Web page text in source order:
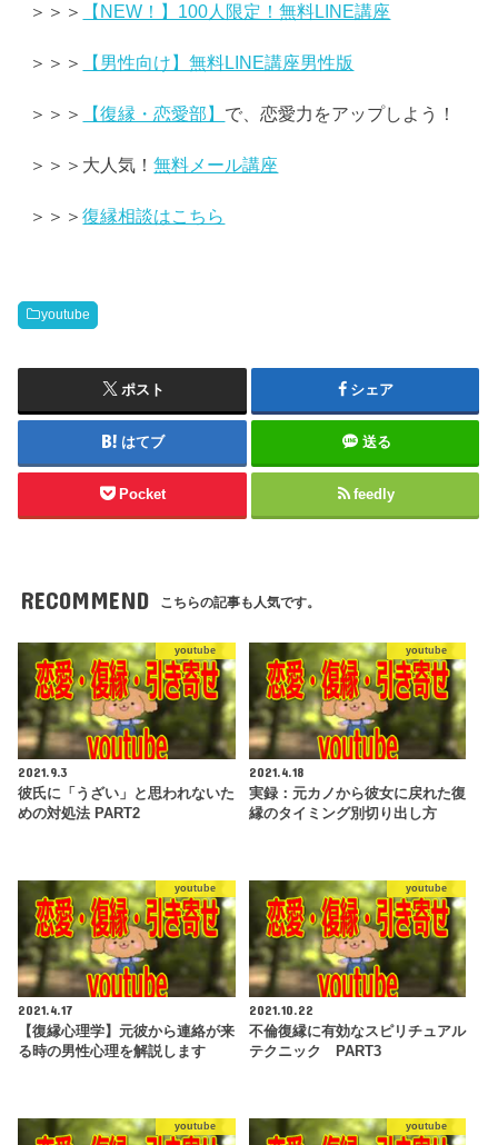
＞＞＞ 【NEW！】100人限定！無料LINE講座
＞＞＞ 【男性向け】無料LINE講座男性版
＞＞＞ 【復縁・恋愛部】 で、恋愛力をアップしよう！
＞＞＞大人気！無料メール講座
＞＞＞復縁相談はこちら
youtube
ポスト シェア
はてブ 送る
Pocket feedly
RECOMMEND こちらの記事も人気です。
youtube
2021.9.3
彼氏に「うざい」と思われないた
めの対処法 PART2
youtube
2021.4.18
実録：元カノから彼女に戻れた復
縁のタイミング別切り出し方
youtube
2021.4.17
【復縁心理学】元彼から連絡が来
る時の男性心理を解説します
youtube
2021.10.22
不倫復縁に有効なスピリチュアル
テクニック PART3
youtube youtube